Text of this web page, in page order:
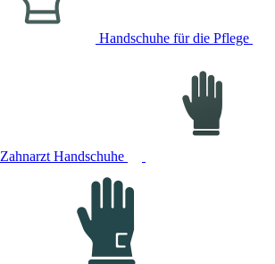
Handschuhe für die Pflege
Zahnarzt Handschuhe